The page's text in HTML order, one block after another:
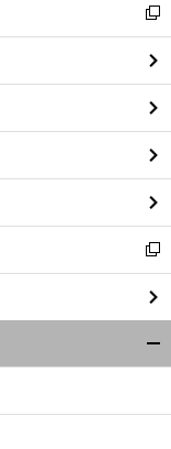
閉
る
新
し
い
ウ
ィ
ン
ド
ウ
で
開
く
新
し
い
ウ
ィ
ン
ウ